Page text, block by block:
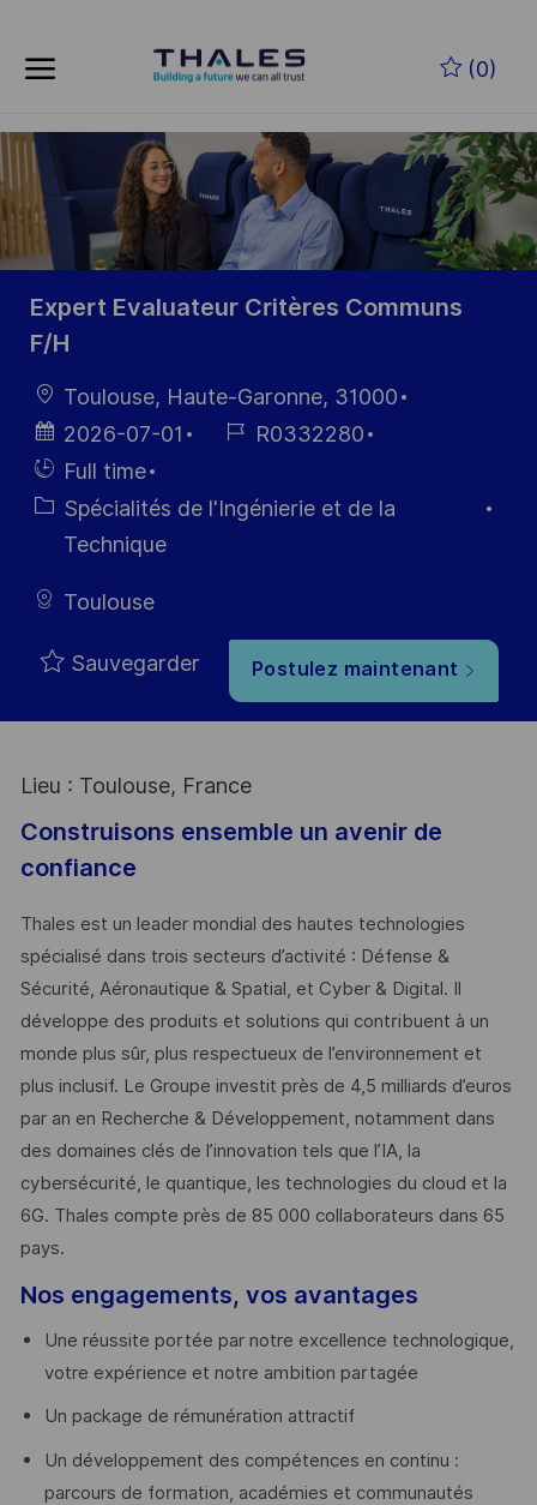
(0)
-
Expert Evaluateur Critères Communs
F/H
localisation
Toulouse, Haute-Garonne, 31000
Date
d’affichage
2026-07-01
Référence
R0332280
Hiring
Type
Full time
Catégorie
Spécialités de l'Ingénierie et de la
Technique
Toulouse
Sauvegarder Postulez maintenant
Lieu : Toulouse, France
Construisons ensemble un avenir de
confiance
Thales est un leader mondial des hautes technologies
spécialisé dans trois secteurs d’activité : Défense &
Sécurité, Aéronautique & Spatial, et Cyber & Digital. Il
développe des produits et solutions qui contribuent à un
monde plus sûr, plus respectueux de l’environnement et
plus inclusif. Le Groupe investit près de 4,5 milliards d’euros
par an en Recherche & Développement, notamment dans
des domaines clés de l’innovation tels que l’IA, la
cybersécurité, le quantique, les technologies du cloud et la
6G. Thales compte près de 85 000 collaborateurs dans 65
pays. ​
Nos engagements, vos avantages
Une réussite portée par notre excellence technologique,
votre expérience et notre ambition partagée
Un package de rémunération attractif
Un développement des compétences en continu :
parcours de formation, académies et communautés